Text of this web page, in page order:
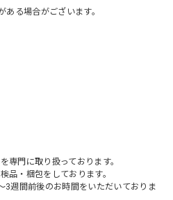
る場合がございます。
専門に取り扱っております。
品・梱包をしております。
3週間前後のお時間をいただいておりま